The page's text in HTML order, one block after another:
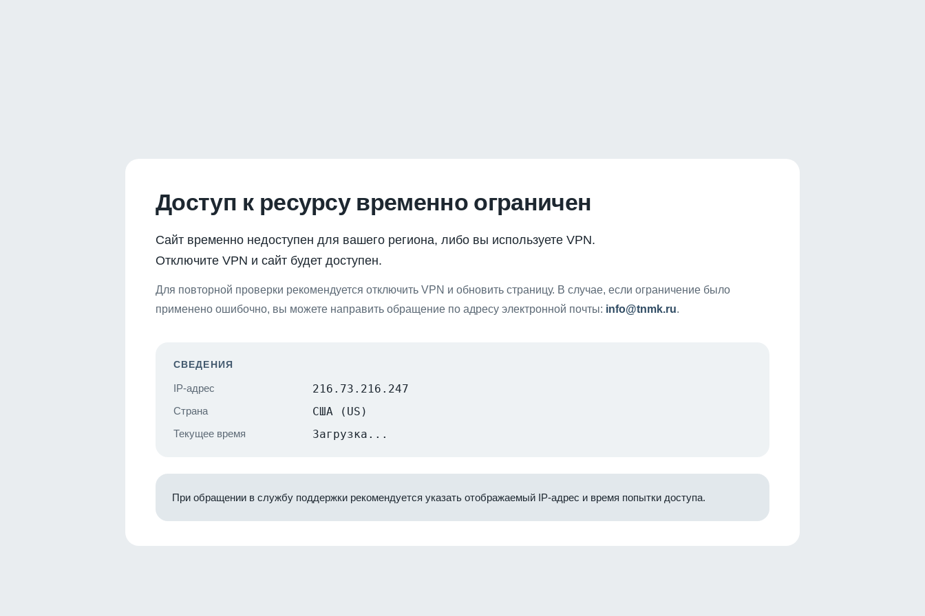
Доступ к ресурсу временно ограничен
Сайт временно недоступен для вашего региона, либо вы используете VPN.
Отключите VPN и сайт будет доступен.
Для повторной проверки рекомендуется отключить VPN и обновить страницу. В случае, если ограничение было
применено ошибочно, вы можете направить обращение по адресу электронной почты: info@tnmk.ru.
СВЕДЕНИЯ
IP-адрес 216.73.216.247
Страна США (US)
Текущее время Загрузка...
При обращении в службу поддержки рекомендуется указать отображаемый IP-адрес и время попытки доступа.